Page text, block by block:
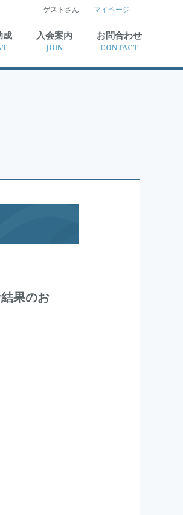
検索
ゲストさん マイページ
成 入会案内
JOIN
お問合わせ
CONTACT
果のお